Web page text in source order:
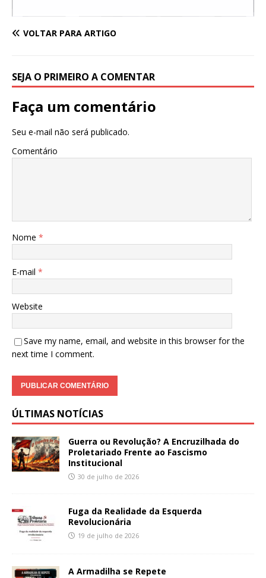
VOLTAR PARA ARTIGO
SEJA O PRIMEIRO A COMENTAR
Faça um comentário
Seu e-mail não será publicado.
Comentário
Nome *
E-mail *
Website
Save my name, email, and website in this browser for the
next time I comment.
ÚLTIMAS NOTÍCIAS
Guerra ou Revolução? A Encruzilhada do
Proletariado Frente ao Fascismo
Institucional
30 de julho de 2026
Fuga da Realidade da Esquerda
Revolucionária
19 de julho de 2026
A Armadilha se Repete